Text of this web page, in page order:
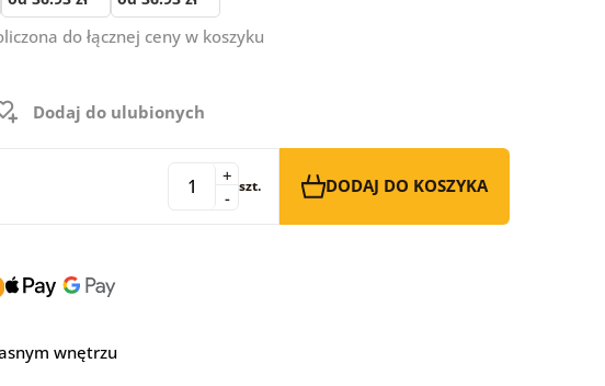
do łącznej ceny w koszyku
Dodaj do ulubionych
-
+ szt. DODAJ DO KOSZYKA
wnętrzu